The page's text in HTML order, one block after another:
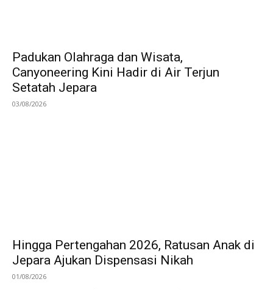
Padukan Olahraga dan Wisata,
Canyoneering Kini Hadir di Air Terjun
Setatah Jepara
03/08/2026
Hingga Pertengahan 2026, Ratusan Anak di
Jepara Ajukan Dispensasi Nikah
01/08/2026